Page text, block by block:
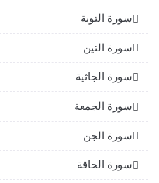
سورة التوبة
سورة التين
سورة الجاثية
سورة الجمعة
سورة الجن
سورة الحاقة